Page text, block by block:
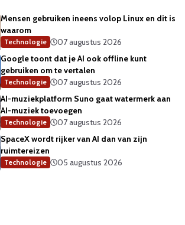
Mensen gebruiken ineens volop Linux en dit is
waarom
Technologie
07 augustus 2026
Google toont dat je AI ook offline kunt
gebruiken om te vertalen
Technologie
07 augustus 2026
AI-muziekplatform Suno gaat watermerk aan
AI-muziek toevoegen
Technologie
07 augustus 2026
SpaceX wordt rijker van AI dan van zijn
ruimtereizen
Technologie 05 augustus 2026